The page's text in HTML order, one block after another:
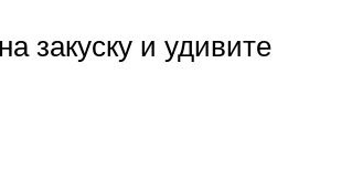
закуску и удивите